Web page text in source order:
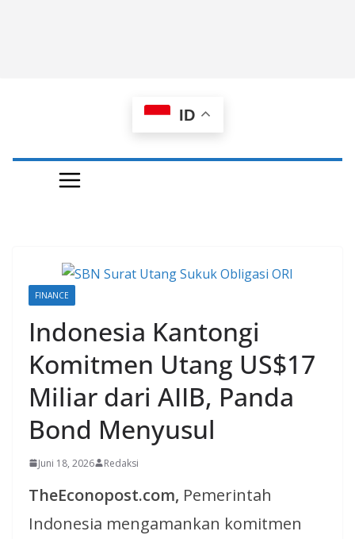
ID
FINANCE
Indonesia Kantongi
Komitmen Utang US$17
Miliar dari AIIB, Panda
Bond Menyusul
Juni 18, 2026 Redaksi
TheEconopost.com, Pemerintah
Indonesia mengamankan komitmen